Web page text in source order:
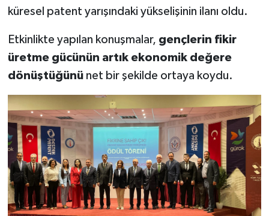
küresel patent yarışındaki yükselişinin ilanı oldu.
Etkinlikte yapılan konuşmalar, gençlerin fikir
üretme gücünün artık ekonomik değere
dönüştüğününet bir şekilde ortaya koydu.